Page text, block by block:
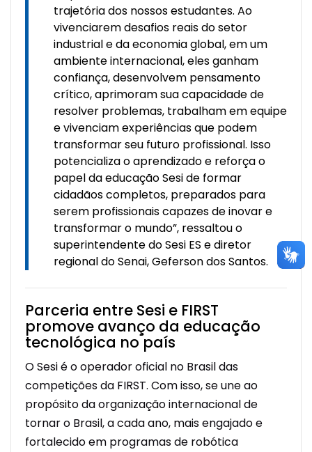
trajetória dos nossos estudantes. Ao
vivenciarem desafios reais do setor
industrial e da economia global, em um
ambiente internacional, elesganham
confiança, desenvolvem pensamento
crítico, aprimoram sua capacidade de
resolver problemas, trabalham em equipe
e vivenciam experiências que podem
transformar seu futuro profissional. Isso
potencializa o aprendizado e reforça o
papel da educação Sesi de formar
cidadãos completos, preparados para
serem profissionais capazes de inovar e
transformar o mundo”, ressaltou o
superintendente do Sesi ES e diretor
regional do Senai, Geferson dos Santos.
Parceria entre Sesi e FIRST
promove avanço da educação
tecnológica no país
O Sesi é o operador oficial no Brasil das
competições da FIRST. Com isso, se une ao
propósito da organização internacional de
tornar o Brasil, a cada ano, mais engajado e
fortalecido em programas de robótica